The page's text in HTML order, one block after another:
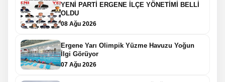
YENİ PARTİ ERGENE İLÇE YÖNETİMİ BELLİ
OLDU
08 Ağu 2026
Ergene Yarı Olimpik Yüzme Havuzu Yoğun
İlgi Görüyor
07 Ağu 2026